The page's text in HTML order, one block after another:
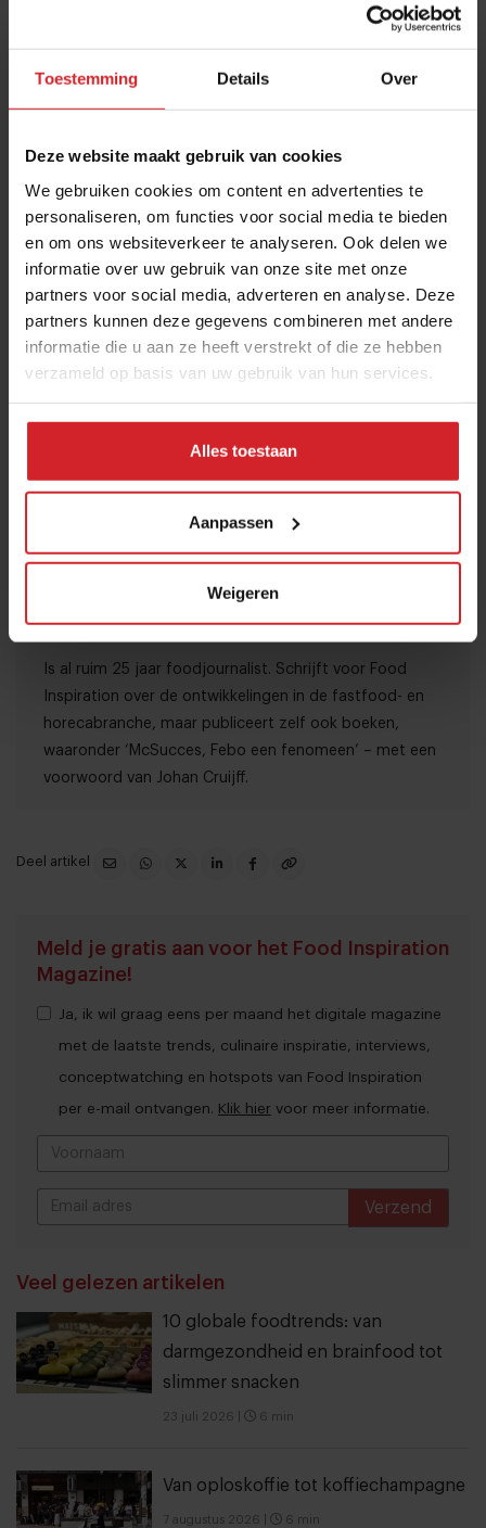
Toestemming Details Over
Deze website maakt gebruik van cookies
We gebruiken cookies om content en advertenties te
personaliseren, om functies voor social media te bieden
en om ons websiteverkeer te analyseren. Ook delen we
informatie over uw gebruik van onze site met onze
partners voor social media, adverteren en analyse. Deze
partners kunnen deze gegevens combineren met andere
informatie die u aan ze heeft verstrekt of die ze hebben
verzameld op basis van uw gebruik van hun services.
Alles toestaan
Aanpassen
Weigeren
er onder meer gerechten met gevulde cannelloni’s,
focaccia en tiramisu op het menu.
Ook in België kun je enkele lasagneria’s aantreffen, net
als trouwens in Manchester en San Francisco.
Lees ook
Dit zijn de 5 meest trendy
keukens voor 2026
Is al ruim 25 jaar foodjournalist. Schrijft voor Food
Inspiration over de ontwikkelingen in de fastfood- en
horecabranche, maar publiceert zelf ook boeken,
waaronder ‘McSucces, Febo een fenomeen’ – met een
voorwoord van Johan Cruijff.
Deel artikel
Meld je gratis aan voor het Food Inspiration
Magazine!
Ja, ik wil graag eens per maand het digitale magazine
met de laatste trends, culinaire inspiratie, interviews,
conceptwatching en hotspots van Food Inspiration
per e-mail ontvangen. Klik hier voor meer informatie.
Verzend
Veel gelezen artikelen
10 globale foodtrends: van
darmgezondheid en brainfood tot
slimmer snacken
23 juli 2026 6 min
Van oploskoffie tot koffiechampagne
7 augustus 2026 6 min